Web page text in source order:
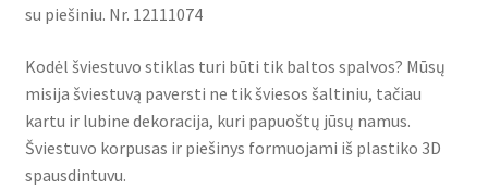
su piešiniu. Nr. 12111074
Kodėl šviestuvo stiklas turi būti tik baltos spalvos? Mūsų
misija šviestuvą paversti ne tik šviesos šaltiniu, tačiau
kartu ir lubine dekoracija, kuri papuoštų jūsų namus.
Šviestuvo korpusas ir piešinys formuojami iš plastiko 3D
spausdintuvu.